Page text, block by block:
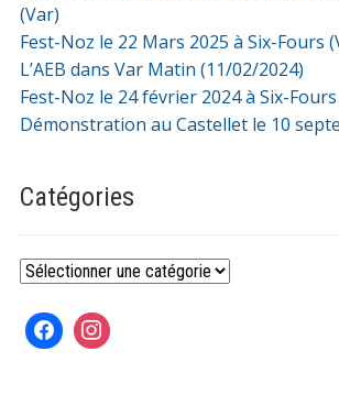
(Var)
Fest-Noz le 22 Mars 2025 à Six-Fours
L’AEB dans Var Matin (11/02/2024)
Fest-Noz le 24 février 2024 à Six-Fours
Démonstration au Castellet le 10
Catégories
Catégories